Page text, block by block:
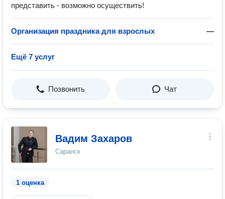
представить - возможно осуществить!
Организация праздника для взрослых —
Ещё 7 услуг
Позвонить Чат
Вадим Захаров
Саранск
1 оценка